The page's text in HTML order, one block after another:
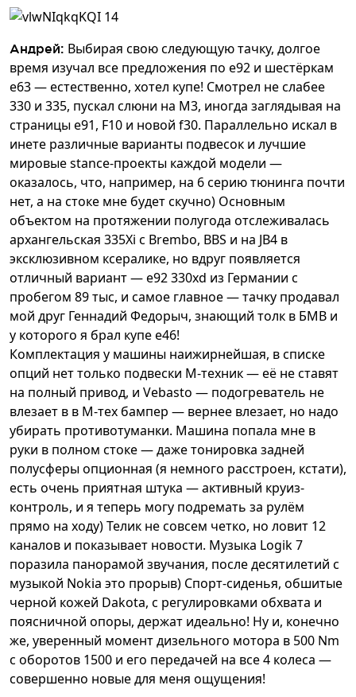
Андрей: Выбирая свою следующую тачку, долгое
время изучал все предложения по е92 и шестёркам
е63 — естественно, хотел купе! Смотрел не слабее
330 и 335, пускал слюни на М3, иногда заглядывая на
страницы е91, F10 и новой f30. Параллельно искал в
инете различные варианты подвесок и лучшие
мировые stance-проекты каждой модели —
оказалось, что, например, на 6 серию тюнинга почти
нет, а на стоке мне будет скучно) Основным
объектом на протяжении полугода отслеживалась
архангельская 335Xi с Brembo, BBS и на JB4 в
эксклюзивном ксералике, но вдруг появляется
отличный вариант — е92 330xd из Германии с
пробегом 89 тыс, и самое главное — тачку продавал
мой друг Геннадий Федорыч, знающий толк в БМВ и
у которого я брал купе е46!
Комплектация у машины наижирнейшая, в списке
опций нет только подвески М-техник — её не ставят
на полный привод, и Vebasto — подогреватель не
влезает в в М-тех бампер — вернее влезает, но надо
убирать противотуманки. Машина попала мне в
руки в полном стоке — даже тонировка задней
полусферы опционная (я немного расстроен, кстати),
есть очень приятная штука — активный круиз-
контроль, и я теперь могу подремать за рулём
прямо на ходу) Телик не совсем четко, но ловит 12
каналов и показывает новости. Музыка Logik 7
поразила панорамой звучания, после десятилетий с
музыкой Nokia это прорыв) Спорт-сиденья, обшитые
черной кожей Dakota, с регулировками обхвата и
поясничной опоры, держат идеально! Ну и, конечно
же, уверенный момент дизельного мотора в 500 Nm
с оборотов 1500 и его передачей на все 4 колеса —
совершенно новые для меня ощущения!